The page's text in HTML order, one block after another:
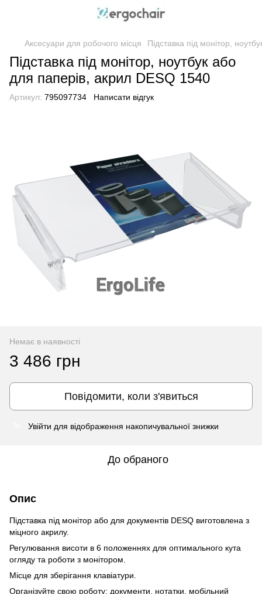
Аксесуари для робочого місця Підставка під монітор,
Підставка під монітор, ноутбук або
для паперів, акрил DESQ 1540
Артикул: 795097734 Написати відгук
Немає в наявності
3 486 грн
Повідомити, коли з'явиться
Увійти для відображення накопичувальної знижки
До обраного
Опис
Підставка під монітор або для документів DESQ виготовлена з
міцного акрилу.
Регулювання висоти в 6 положеннях для оптимального кута
огляду та роботи з монітором.
Місце для зберігання клавіатури.
Організуйте свою роботу: документи, нотатки, мобільний